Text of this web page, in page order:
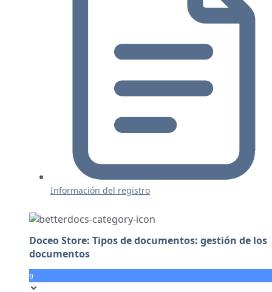
Información del registro
Doceo Store: Tipos de documentos: gestión de los
documentos
9